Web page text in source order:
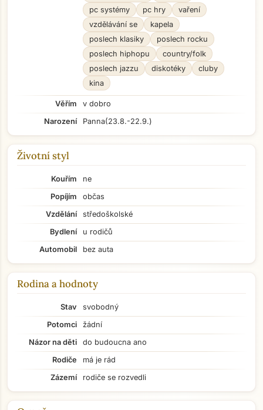
pc systémy
pc hry
vaření
vzdělávání se
kapela
poslech klasiky
poslech rocku
poslech hiphopu
country/folk
poslech jazzu
diskotéky
cluby
kina
Věřím
v dobro
Narození
Panna(23.8.-22.9.)
Životní styl
Kouřím
ne
Popíjím
občas
Vzdělání
středoškolské
Bydlení
u rodičů
Automobil
bez auta
Rodina a hodnoty
Stav
svobodný
Potomci
žádní
Názor na děti
do budoucna ano
Rodiče
má je rád
Zázemí
rodiče se rozvedli